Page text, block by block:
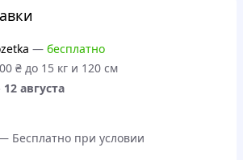
— бесплатно
₴ до 15 кг и 120 см
12 августа
Бесплатно при условии